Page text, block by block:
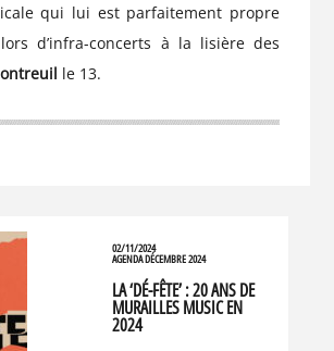
qui lui est parfaitement propre
d’infra-concerts à la lisière des
le 13.
02/11/2024
AGENDA DÉCEMBRE 2024
LA ‘DÉ-FÊTE’ : 20 ANS DE
MURAILLES MUSIC EN
2024